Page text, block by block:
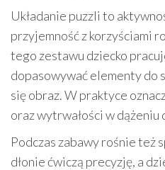
Układanie puzzli to
przyjemność z korzyściami
tego zestawu dziecko
dopasowywać elementy do
się obraz. W praktyce
oraz wytrwałości w dążeniu
Podczas zabawy rośnie też
dłonie ćwiczą precyzję, a